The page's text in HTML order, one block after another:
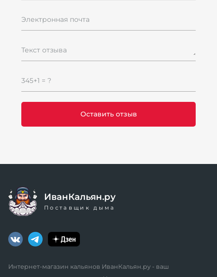
Электронная почта
Текст отзыва
345+1 = ?
ИванКальян.ру
Поставщик дыма
Интернет-магазин кальянов ИванКальян.ру - ваш